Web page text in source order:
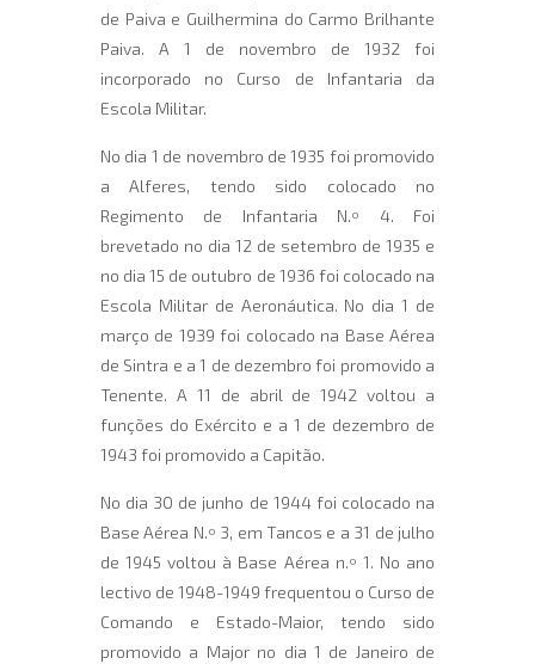
de Paiva e Guilhermina do Carmo Brilhante
Paiva. A 1 de novembro de 1932 foi
incorporado no Curso de Infantaria da
Escola Militar.
No dia 1 de novembro de 1935 foi promovido
a Alferes, tendo sido colocado no
Regimento de Infantaria N.º 4. Foi
brevetado no dia 12 de setembro de 1935 e
no dia 15 de outubro de 1936 foi colocado na
Escola Militar de Aeronáutica. No dia 1 de
março de 1939 foi colocado na Base Aérea
de Sintra e a 1 de dezembro foi promovido a
Tenente. A 11 de abril de 1942 voltou a
funções do Exército e a 1 de dezembro de
1943 foi promovido a Capitão.
No dia 30 de junho de 1944 foi colocado na
Base Aérea N.º 3, em Tancos e a 31 de julho
de 1945 voltou à Base Aérea n.º 1. No ano
lectivo de 1948-1949 frequentou o Curso de
Comando e Estado-Maior, tendo sido
promovido a Major no dia 1 de Janeiro de